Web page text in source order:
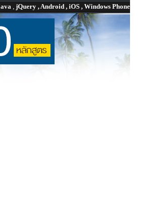
, jQuery , Android , iOS , Windows Phone